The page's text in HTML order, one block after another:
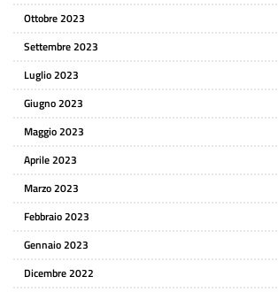
Ottobre 2023
Settembre 2023
Luglio 2023
Giugno 2023
Maggio 2023
Aprile 2023
Marzo 2023
Febbraio 2023
Gennaio 2023
Dicembre 2022